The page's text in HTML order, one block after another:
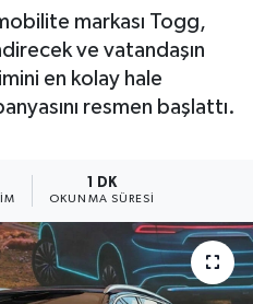
markası Togg,
ve vatandaşın
en kolay hale
resmen başlattı.
1 DK
OKUNMA SÜRESI